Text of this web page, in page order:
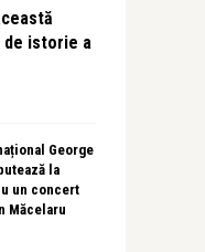
de istorie a
George
la
un concert
Măcelaru